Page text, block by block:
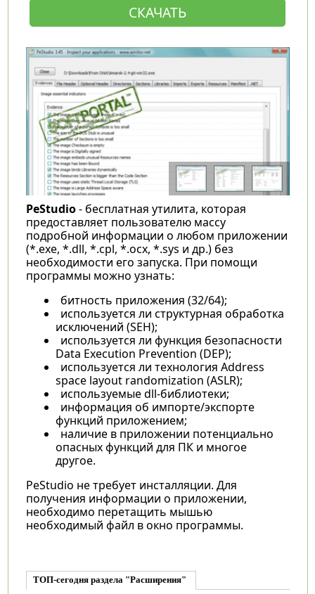
СКАЧАТЬ
PeStudio- бесплатная утилита, которая
предоставляет пользователю массу
подробной информации о любом приложении
(*.exe, *.dll, *.cpl, *.ocx, *.sys и др.) без
необходимости его запуска. При помощи
программы можно узнать:
битность приложения (32/64);
используется ли структурная обработка
исключений (SEH);
используется ли функция безопасности
Data Execution Prevention (DEP);
используется ли технология Address
space layout randomization (ASLR);
используемые dll-библиотеки;
информация об импорте/экспорте
функций приложением;
наличие в приложении потенциально
опасных функций для ПК и многое
другое.
PeStudio не требует инсталляции. Для
получения информации о приложении,
необходимо перетащить мышью
необходимый файл в окно программы.
ТОП-сегодня раздела "Расширения"